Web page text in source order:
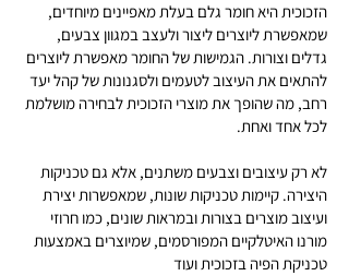
הזכוכית היא חומר גלם בעלת מאפיינים מיוחדים,
שמאפשרת ליוצרים ליצור ולעצב במגוון צבעים,
גדלים וצורות. הגמישות של החומר מאפשרת ליוצרים
להתאים את העיצוב לטעמים ולסגנונות של קהל יעד
רחב, מה שהופך את מוצרי הזכוכית לבחירה מושלמת
לכל אחד ואחת.
לא רק עיצובים וצבעים משתנים, אלא גם טכניקות
היצירה. קיימות טכניקות שונות, שמאפשרות יצירת
ועיצוב מוצרים בצורות ובמראות שונים, כמו חרוזי
מורנו האיטלקיים המפורסמים, שמיוצרים באמצעות
טכניקת הפיה בזכוכית ועוד